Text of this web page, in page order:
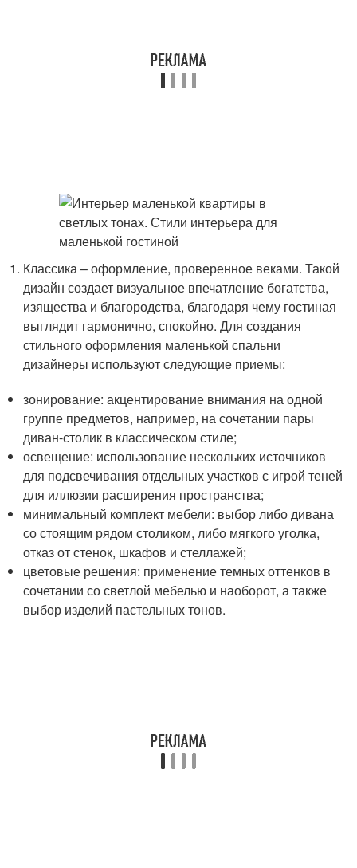
Классика – оформление, проверенное веками. Такой
дизайн создает визуальное впечатление богатства,
изящества и благородства, благодаря чему гостиная
выглядит гармонично, спокойно. Для создания
стильного оформления маленькой спальни
дизайнеры используют следующие приемы:
зонирование: акцентирование внимания на одной
группе предметов, например, на сочетании пары
диван-столик в классическом стиле;
освещение: использование нескольких источников
для подсвечивания отдельных участков с игрой теней
для иллюзии расширения пространства;
минимальный комплект мебели: выбор либо дивана
со стоящим рядом столиком, либо мягкого уголка,
отказ от стенок, шкафов и стеллажей;
цветовые решения: применение темных оттенков в
сочетании со светлой мебелью и наоборот, а также
выбор изделий пастельных тонов.